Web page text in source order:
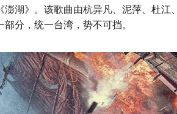
湖》。该歌曲由杭异凡、泥萍、杜江
分，统一台湾，势不可挡。